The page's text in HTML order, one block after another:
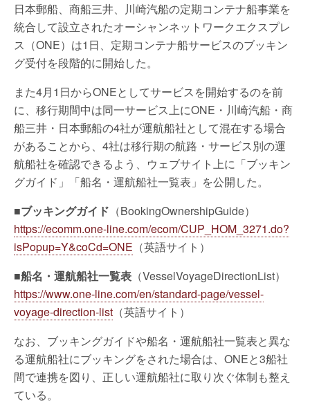
日本郵船、商船三井、川崎汽船の定期コンテナ船事業を
統合して設立されたオーシャンネットワークエクスプレ
ス（ONE）は1日、定期コンテナ船サービスのブッキン
グ受付を段階的に開始した。
また4月1日からONEとしてサービスを開始するのを前
に、移行期間中は同一サービス上にONE・川崎汽船・商
船三井・日本郵船の4社が運航船社として混在する場合
があることから、4社は移行期の航路・サービス別の運
航船社を確認できるよう、ウェブサイト上に「ブッキン
グガイド」「船名・運航船社一覧表」を公開した。
■ブッキングガイド （BookingOwnershipGuide）
https://ecomm.one-line.com/ecom/CUP_HOM_3271.do?
isPopup=Y&coCd=ONE （英語サイト）
■船名・運航船社一覧表 （VesselVoyageDirectionList）
https://www.one-line.com/en/standard-page/vessel-
voyage-direction-list （英語サイト）
なお、ブッキングガイドや船名・運航船社一覧表と異な
る運航船社にブッキングをされた場合は、ONEと3船社
間で連携を図り、正しい運航船社に取り次ぐ体制も整え
ている。